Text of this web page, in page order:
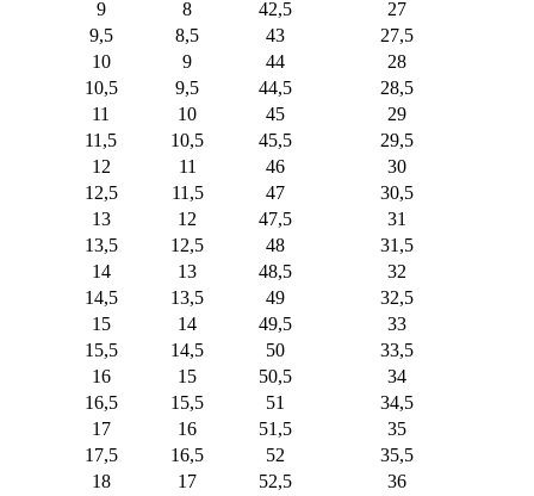
9 8 42,5
27
9,5
8,5 43
27,5
10
9 44
28
10,5
9,5 44,5
28,5
11
10 45
29
11,5
10,5 45,5
29,5
12
11 46
30
12,5
11,5 47
30,5
13
12 47,5
31
13,5
12,5 48
31,5
14
13 48,5
32
14,5
13,5 49
32,5
15
14 49,5
33
15,5
14,5 50
33,5
16
15 50,5
34
16,5
15,5 51
34,5
17
16 51,5
35
17,5
16,5 52
35,5
18
17 52,5
36